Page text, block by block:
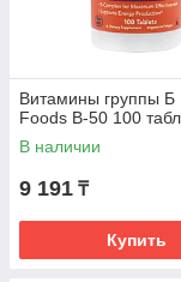
Витамины группы Б
Foods B-50 100
В наличии
9 191 ₸
Купить